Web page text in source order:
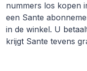
nummers los kopen
een Sante
in de winkel. U
krijgt Sante tevens